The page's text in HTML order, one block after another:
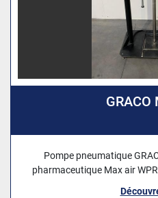
GRACO
Pompe pneumatique
pharmaceutique Max air